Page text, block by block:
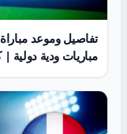
تفاصيل وموعد
مباريات ودية دولية